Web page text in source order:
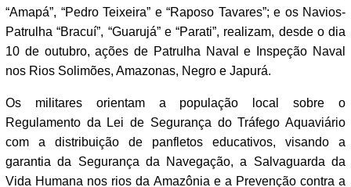
“Amapá”, “Pedro Teixeira” e “Raposo Tavares”; e os Navios-
Patrulha “Bracuí”, “Guarujá” e “Parati”, realizam, desde o dia
10 de outubro, ações de Patrulha Naval e Inspeção Naval
nos Rios Solimões, Amazonas, Negro e Japurá.
Os militares orientam a população local sobre o
Regulamento da Lei de Segurança do Tráfego Aquaviário
com a distribuição de panfletos educativos, visando a
garantia da Segurança da Navegação, a Salvaguarda da
Vida Humana nos rios da Amazônia e a Prevenção contra a